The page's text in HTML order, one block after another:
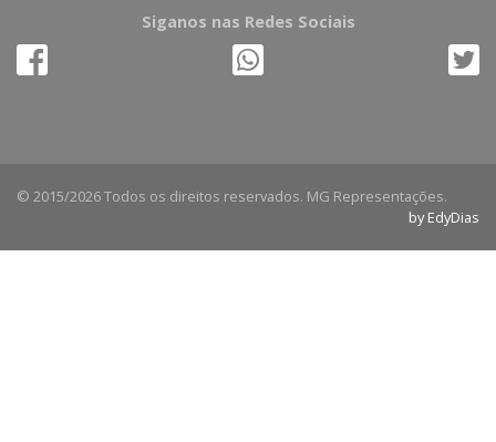
Siganos nas Redes Sociais
© 2015/2026 Todos os direitos reservados. MG Representações.
by EdyDias